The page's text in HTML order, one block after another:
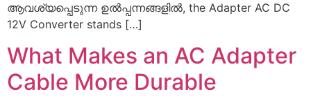
ആവശ്യപ്പെടുന്ന ഉൽപ്പന്നങ്ങളിൽ, the Adapter AC DC
12V Converter stands […]
What Makes an AC Adapter
Cable More Durable